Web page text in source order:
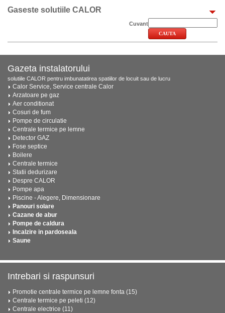
Gaseste solutiile CALOR
Cuvant
Gazeta instalatorului
solutiile CALOR pentru imbunatatirea spatiilor de locuit sau de lucru
Calor Service, Service centrale Calor
Arzatoare pe gaz
Aer conditionat
Cosuri de fum
Pompe de circulatie
Centrale termice pe lemne
Detector GAZ
Fose septice
Boilere
Centrale termice
Statii dedurizare
Despre CALOR
Pompe apa
Piscine - Alegere, Dimensionare
Panouri solare
Cazane de abur
Pompe de caldura
Incalzire in pardoseala
Saune
Intrebari si raspunsuri
Promotie centrale termice pe lemne fonta (15)
Centrale termice pe peleti (12)
Centrale electrice (11)